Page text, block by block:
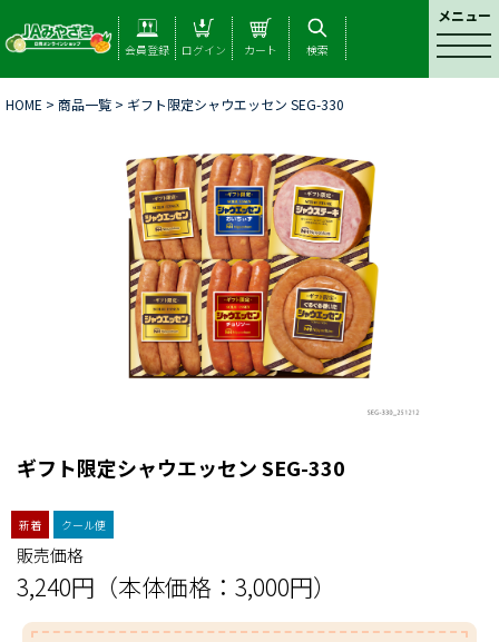
メニュー
t
会員登録 ログイン カート 検索
HOME > 商品一覧 > ギフト限定シャウエッセン SEG-330
ギフト限定シャウエッセン SEG-330
新着 クール便
販売価格
3,240円（本体価格：3,000円）